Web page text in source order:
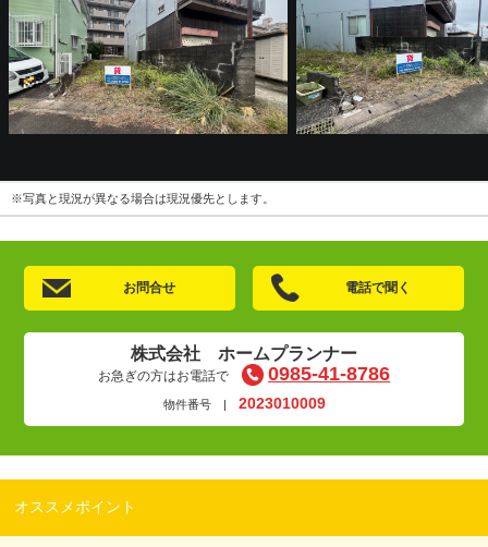
※写真と現況が異なる場合は現況優先とします。
お問合せ 電話で聞く
株式会社 ホームプランナー
お急ぎの方はお電話で 0985-41-8786
物件番号 | 2023010009
オススメポイント